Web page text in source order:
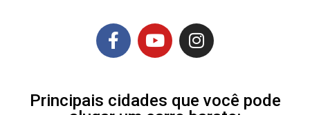
Principais cidades que você pode